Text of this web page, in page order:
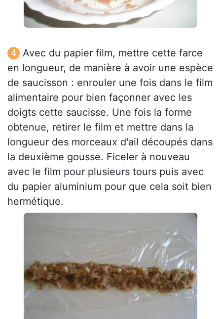
Avec du papier film, mettre cette farce
en longueur, de manière à avoir une espèce
de saucisson : enrouler une fois dans le film
alimentaire pour bien façonner avec les
doigts cette saucisse. Une fois la forme
obtenue, retirer le film et mettre dans la
longueur des morceaux d'ail découpés dans
la deuxième gousse. Ficeler à nouveau
avec le film pour plusieurs tours puis avec
du papier aluminium pour que cela soit bien
hermétique.